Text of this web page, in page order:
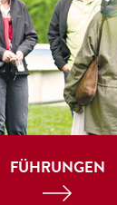
FÜHRUNGEN